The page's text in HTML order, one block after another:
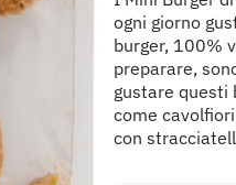
ogni giorno
burger, 100%
preparare,
gustare questi
come
con